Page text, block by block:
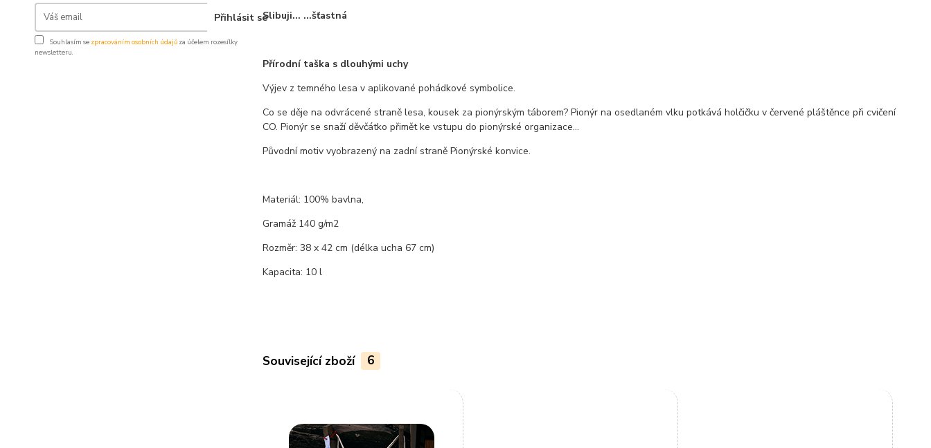
Přihlásit se
Souhlasím se zpracováním osobních údajů za účelem rozesílky
newsletteru.
Slibuji... ...šťastná
Přírodní taška s dlouhými uchy
Výjev z temného lesa v aplikované pohádkové symbolice.
Co se děje na odvrácené straně lesa, kousek za pionýrským táborem? Pionýr na osedlaném vlku potkává holčičku v červené pláštěnce při cvičení
CO. Pionýr se snaží děvčátko přimět ke vstupu do pionýrské organizace...
Původní motiv vyobrazený na zadní straně Pionýrské konvice.
Materiál: 100% bavlna,
Gramáž 140 g/m2
Rozměr: 38 x 42 cm (délka ucha 67 cm)
Kapacita: 10 l
Související zboží 6